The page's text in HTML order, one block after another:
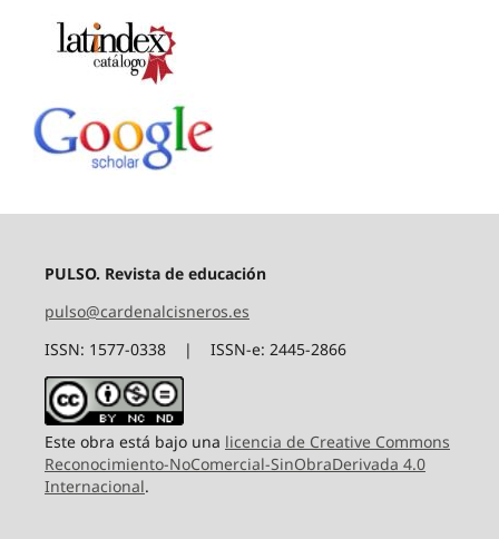
PULSO. Revista de educación
pulso@cardenalcisneros.es
ISSN: 1577-0338 | ISSN-e: 2445-2866
Este obra está bajo una licencia de Creative Commons
Reconocimiento-NoComercial-SinObraDerivada 4.0
Internacional.